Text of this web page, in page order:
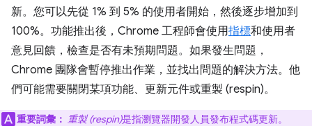
新。您可以先從 1% 到 5% 的使用者開始，然後逐步增加到
100%。功能推出後，Chrome 工程師會使用指標和使用者
意見回饋，檢查是否有未預期問題。如果發生問題，
Chrome 團隊會暫停推出作業，並找出問題的解決方法。他
們可能需要關閉某項功能、更新元件或重製 (respin)。
重要詞彙： 重製 (respin)是指瀏覽器開發人員發布程式碼更新。